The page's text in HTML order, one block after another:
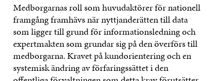
Medborgarnas roll som huvudaktörer för nationell
framgång framhävs när nyttjanderätten till data
som ligger till grund för informationsledning och
expertmakten som grundar sig på den överförs till
medborgarna. Kravet på kundorientering och en
systemisk ändring av förfaringssättet i den